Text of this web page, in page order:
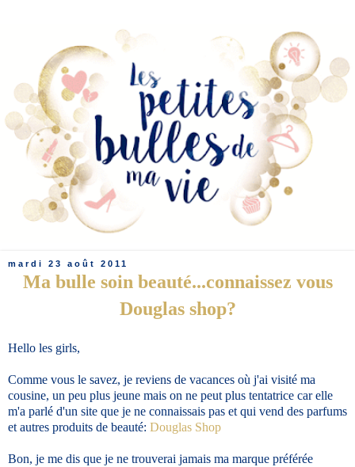
mardi 23 août 2011
Ma bulle soin beauté...connaissez vous
Douglas shop?
Hello les girls,
Comme vous le savez, je reviens de vacances où j'ai visité ma
cousine, un peu plus jeune mais on ne peut plus tentatrice car elle
m'a parlé d'un site que je ne connaissais pas et qui vend des parfums
et autres produits de beauté: Douglas Shop
Bon, je me dis que je ne trouverai jamais ma marque préférée